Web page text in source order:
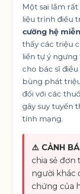
Một sai lầm
liệu trình điều
cường hệ
thấy các triệu
liền tự ý
cho bác sĩ
bùng phát
đối với các
gây suy tuyến
tính mạng.
⚠️ CẢNH
chia sẻ đơn
người khác
chứng của